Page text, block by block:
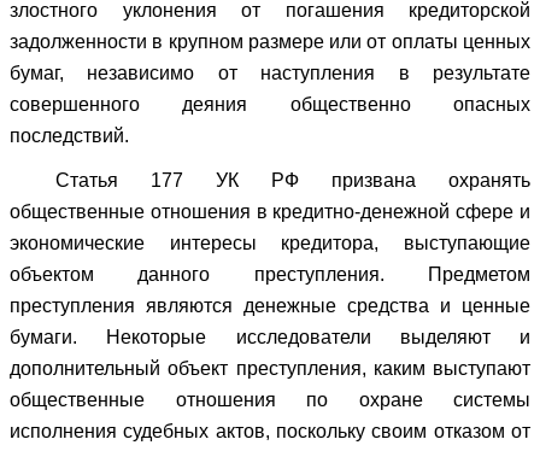
злостного уклонения от погашения кредиторской
задолженности в крупном размере или от оплаты ценных
бумаг, независимо от наступления в результате
совершенного деяния общественно опасных
последствий.
Статья 177 УК РФ призвана охранять
общественные отношения в кредитно-денежной сфере и
экономические интересы кредитора, выступающие
объектом данного преступления. Предметом
преступления являются денежные средства и ценные
бумаги. Некоторые исследователи выделяют и
дополнительный объект преступления, каким выступают
общественные отношения по охране системы
исполнения судебных актов, поскольку своим отказом от